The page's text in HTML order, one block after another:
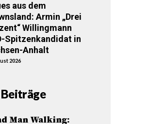
aus dem
Armin „Drei
Willingmann
Spitzenkandidat in
Anhalt
2026
Man Walking: